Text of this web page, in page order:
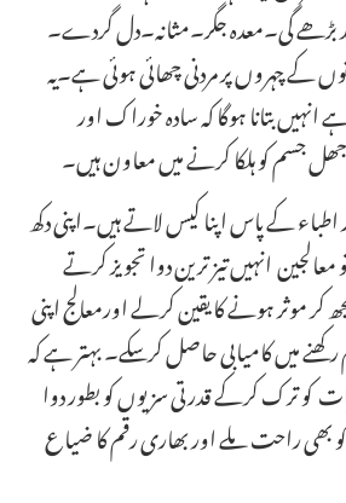
بڑھے گی۔معدہ جگر۔مثانہ۔دل گردے۔
چہروں پر مردنی چھائی ہوئی ہے۔یہ
بتانا ہوگا کہ سادہ خوراک اور
جسم کو ہلکا کرنے میں معاون ہیں۔
کے پاس اپنا کیس لاتے ہیں۔اپنی دکھ
انہیں تیز ترین دوا تجویز کرتے
کر موثر ہونے کا یقین کرلے اورمعالج اپنی
میں کامیابی حاصل کرسکے۔ بہتر ہے کہ
کو ترک کرکے قدرتی سزیوں کو بطور دوا
کو بھی راحت ملے اور بھاری رقم کا ضیاع